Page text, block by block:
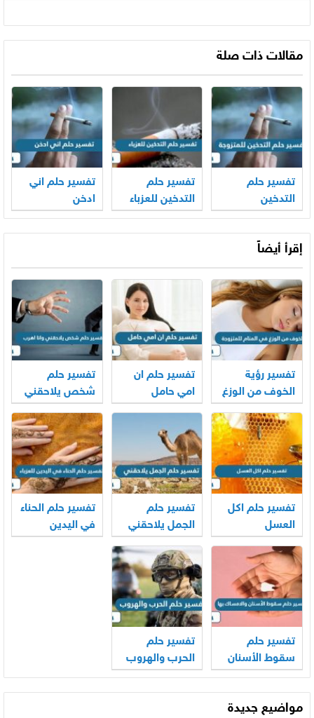
مقالات ذات صلة
تفسير حلم
التدخين
للمتزوجة
تفسير حلم
التدخين للعزباء
تفسير حلم اني
ادخن
إقرأ أيضاً
تفسير رؤية
الخوف من الوزغ
في المنام
للمتزوجة
تفسير حلم ان
امي حامل
تفسير حلم
شخص يلاحقني
وانا اهرب
تفسير حلم اكل
العسل
تفسير حلم
الجمل يلاحقني
تفسير حلم الحناء
في اليدين
تفسير حلم
سقوط الأسنان
والامساك بها
تفسير حلم
الحرب والهروب
مواضيع جديدة